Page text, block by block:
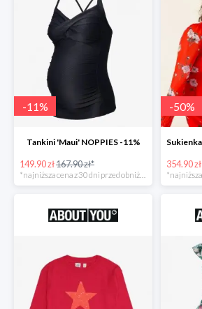
-11%
Tankini 'Maui' NOPPIES -11%
149.90 zł167.90 zł*
*najniższa cena z 30 dni przed obniżką
-50%
354.90 zł